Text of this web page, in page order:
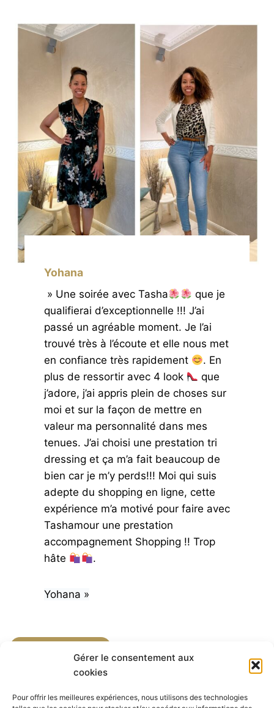
Gérer le consentement aux
cookies
Pour offrir les meilleures expériences, nous utilisons des technologies
Yohana
» Une soirée avec Tasha
que je
qualifierai d’exceptionnelle !!! J’ai
passé un agréable moment. Je l’ai
trouvé très à l’écoute et elle nous met
en confiance très rapidement
. En
plus de ressortir avec 4 look
que
j’adore, j’ai appris plein de choses sur
moi et sur la façon de mettre en
valeur ma personnalité dans mes
tenues. J’ai choisi une prestation tri
dressing et ça m’a fait beaucoup de
bien car je m’y perds!!! Moi qui suis
adepte du shopping en ligne, cette
expérience m’a motivé pour faire avec
Tashamour une prestation
accompagnement Shopping !! Trop
hâte
.
Yohana »